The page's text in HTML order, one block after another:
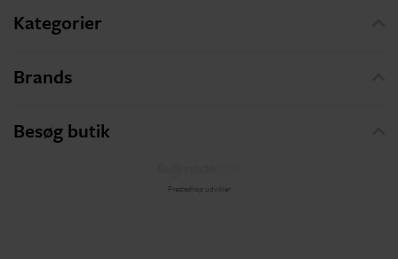
Kategorier
Brands
Besøg butik
Prestashop udvikler